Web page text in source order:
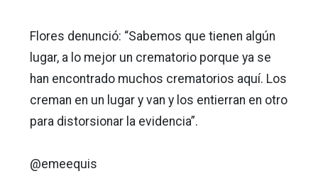
Flores denunció: “Sabemos que tienen algún
lugar, a lo mejor un crematorio porque ya se
han encontrado muchos crematorios aquí. Los
creman en un lugar y van y los entierran en otro
para distorsionar la evidencia”.
@emeequis